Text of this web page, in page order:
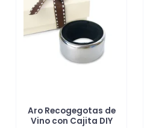
Aro Recogegotas de
Vino con Cajita DIY